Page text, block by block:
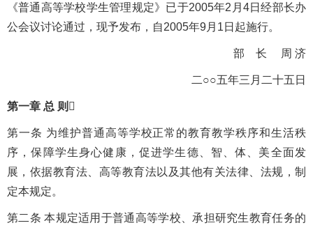
《普通高等学校学生管理规定》已于2005年2月4日经部长办
公会议讨论通过，现予发布，自2005年9月1日起施行。
部 长 周 济
二○○五年三月二十五日
第一章 总 则 
第一条 为维护普通高等学校正常的教育教学秩序和生活秩
序，保障学生身心健康，促进学生德、智、体、美全面发
展，依据教育法、高等教育法以及其他有关法律、法规，制
定本规定。
第二条 本规定适用于普通高等学校、承担研究生教育任务的